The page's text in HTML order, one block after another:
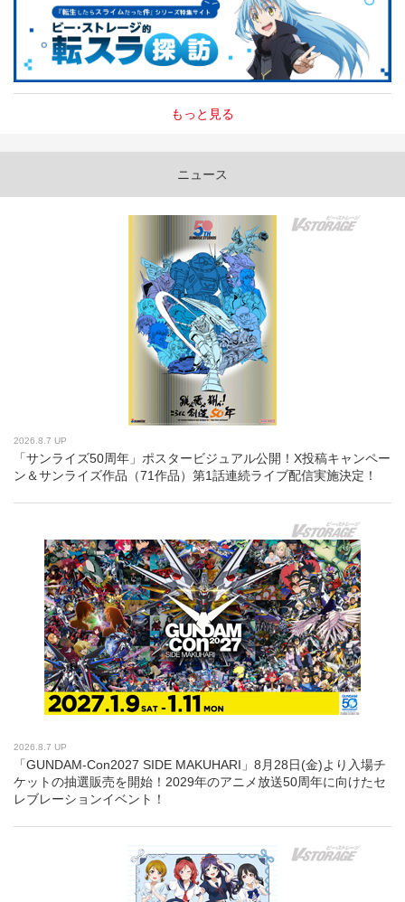
もっと見る
ニュース
2026.8.7 UP
「サンライズ50周年」ポスタービジュアル公開！X投稿キャンペー
ン＆サンライズ作品（71作品）第1話連続ライブ配信実施決定！
2026.8.7 UP
「GUNDAM-Con2027 SIDE MAKUHARI」8月28日(金)より入場チ
ケットの抽選販売を開始！2029年のアニメ放送50周年に向けたセ
レブレーションイベント！